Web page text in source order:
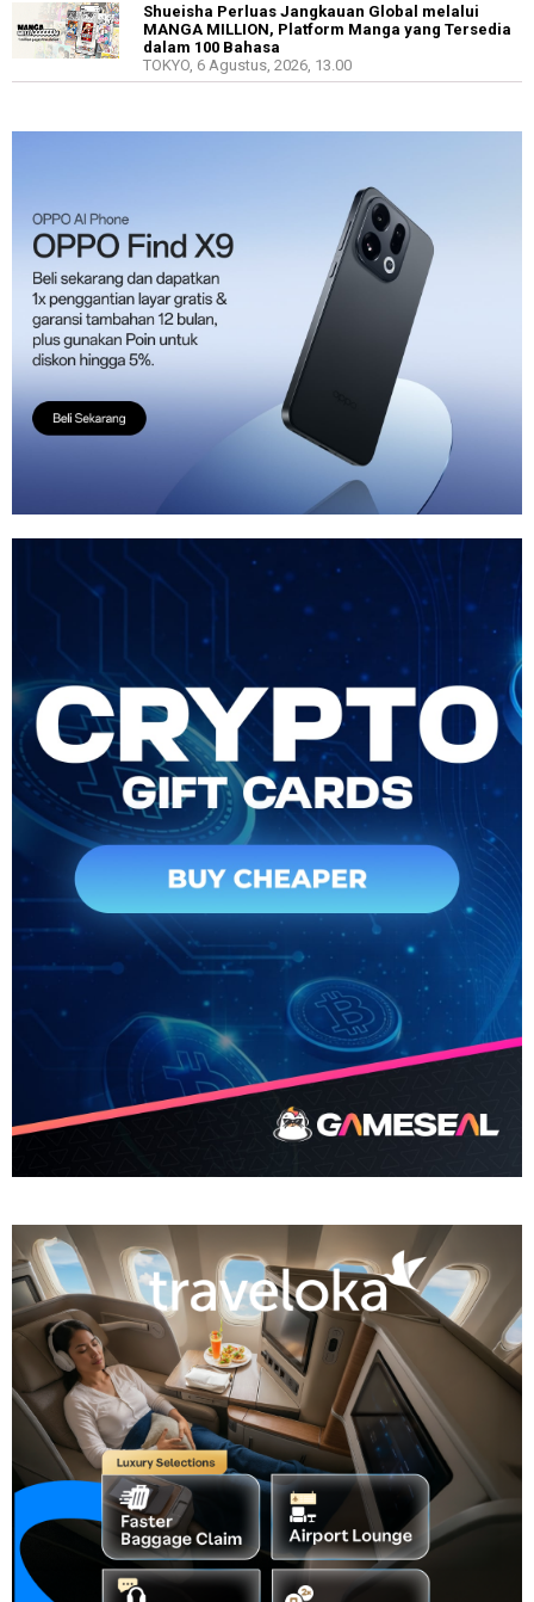
Shueisha Perluas Jangkauan Global melalui
MANGA MILLION, Platform Manga yang Tersedia
dalam 100 Bahasa
TOKYO, 6 Agustus, 2026, 13.00